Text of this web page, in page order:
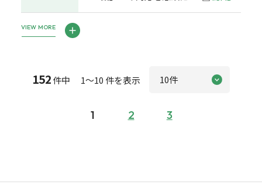
VIEW MORE
152件中 1～10 件を表示
1 2 3